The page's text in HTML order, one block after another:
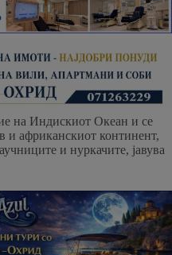
на Индискиот Океан и се
и африканскиот континент,
и нуркачите, јавува